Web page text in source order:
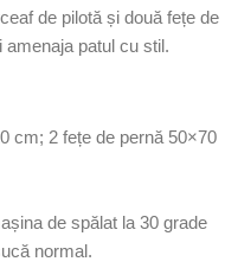
de pilotă și două fețe de
amenaja patul cu stil.
cm; 2 fețe de pernă 50×70
de spălat la 30 grade
normal.